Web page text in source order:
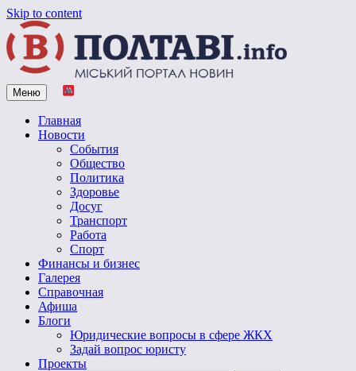
Skip to content
Vpoltave.info
Полтавский портал новостей
Меню
Главная
Новости
События
Общество
Политика
Здоровье
Досуг
Транспорт
Работа
Спорт
Финансы и бизнес
Галерея
Справочная
Афиша
Блоги
Юридические вопросы в сфере ЖКХ
Задай вопрос юристу
Проекты